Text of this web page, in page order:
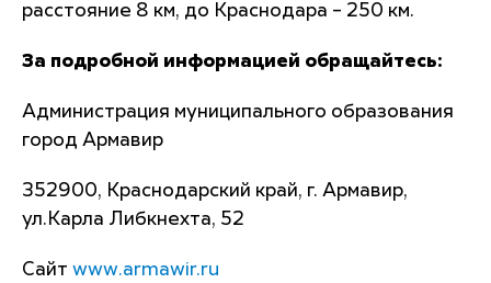
расстояние 8 км, до Краснодара – 250 км.
За подробной информацией обращайтесь:
Администрация муниципального образования
город Армавир
352900, Краснодарский край, г. Армавир,
ул.Карла Либкнехта, 52
Сайт www.armawir.ru